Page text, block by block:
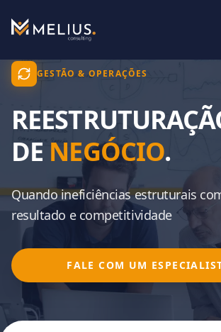
GESTÃO & OPERAÇÕES
DE NEGÓCIO.
Quando ineficiências estruturais
resultado e competitividade
FALE COM UM